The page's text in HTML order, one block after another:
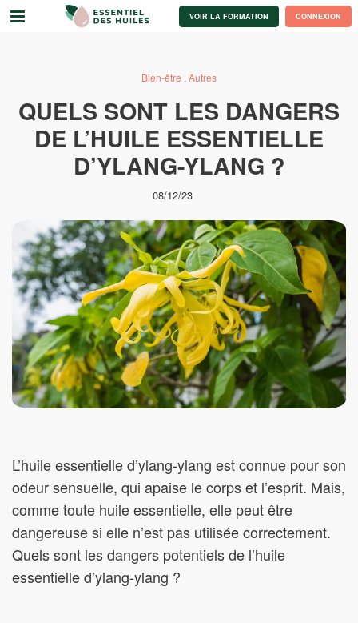
VOIR LA FORMATION CONNEXION
Bien-être , Autres
QUELS SONT LES DANGERS
DE L’HUILE ESSENTIELLE
D’YLANG-YLANG ?
08/12/23
L’huile essentielle d’ylang-ylang est connue pour son
odeur sensuelle, qui apaise le corps et l’esprit. Mais,
comme toute huile essentielle, elle peut être
dangereuse si elle n’est pas utilisée correctement.
Quels sont les dangers potentiels de l’huile
essentielle d’ylang-ylang ?